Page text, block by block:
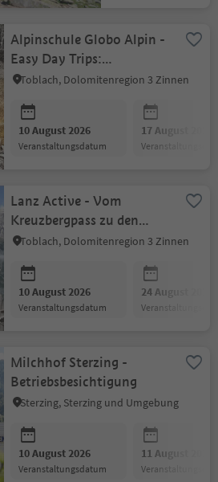
Alpinschule Globo Alpin -
Easy Day Trips:
Fanesschlucht Klettertour
Toblach, Dolomitenregion 3 Zinnen
10 August 2026
Veranstaltungsdatum
17 August 2026
Lanz Active - Vom
Kreuzbergpass zu den
Rotwandwiesen
Toblach, Dolomitenregion 3 Zinnen
10 August 2026
Veranstaltungsdatum
24 August 2026
Milchhof Sterzing -
Betriebsbesichtigung
Sterzing, Sterzing und Umgebung
10 August 2026
Veranstaltungsdatum
11 August 2026